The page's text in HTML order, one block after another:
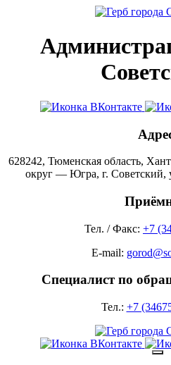
628242, Тюменская область,
округ — Югра, г. Советский,
Тел. / Факс: +7
E-mail:
Специалист по
Тел.: +7